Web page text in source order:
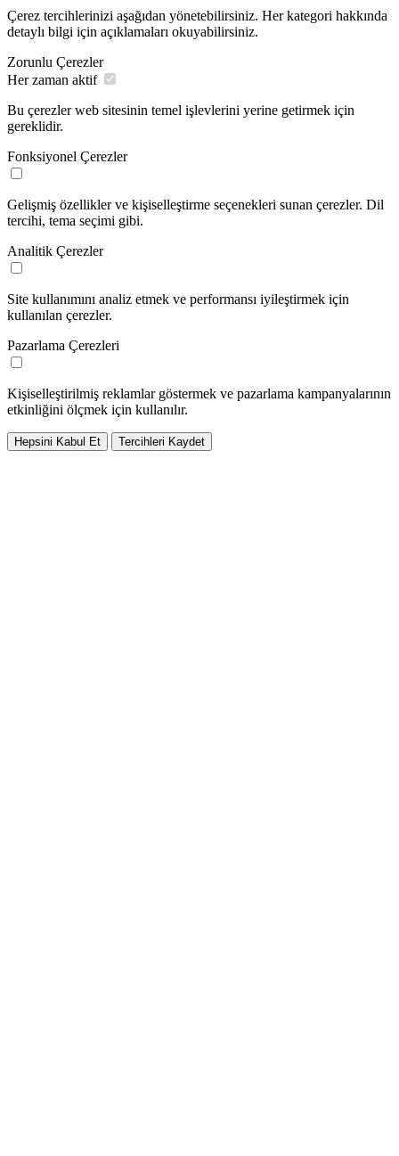
Çerez tercihlerinizi aşağıdan yönetebilirsiniz. Her kategori hakkında
detaylı bilgi için açıklamaları okuyabilirsiniz.
Zorunlu Çerezler
Her zaman aktif
Bu çerezler web sitesinin temel işlevlerini yerine getirmek için
gereklidir.
Fonksiyonel Çerezler
Gelişmiş özellikler ve kişiselleştirme seçenekleri sunan çerezler. Dil
tercihi, tema seçimi gibi.
Analitik Çerezler
Site kullanımını analiz etmek ve performansı iyileştirmek için
kullanılan çerezler.
Pazarlama Çerezleri
Kişiselleştirilmiş reklamlar göstermek ve pazarlama kampanyalarının
etkinliğini ölçmek için kullanılır.
Hepsini Kabul Et Tercihleri Kaydet